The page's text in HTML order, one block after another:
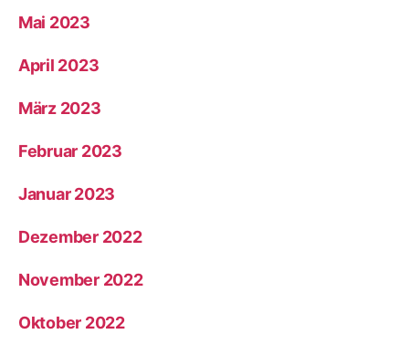
Mai 2023
April 2023
März 2023
Februar 2023
Januar 2023
Dezember 2022
November 2022
Oktober 2022